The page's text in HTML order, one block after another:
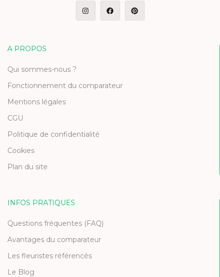
A PROPOS
Qui sommes-nous ?
Fonctionnement du comparateur
Mentions légales
CGU
Politique de confidentialité
Cookies
Plan du site
INFOS PRATIQUES
Questions fréquentes (FAQ)
Avantages du comparateur
Les fleuristes référencés
Le Blog